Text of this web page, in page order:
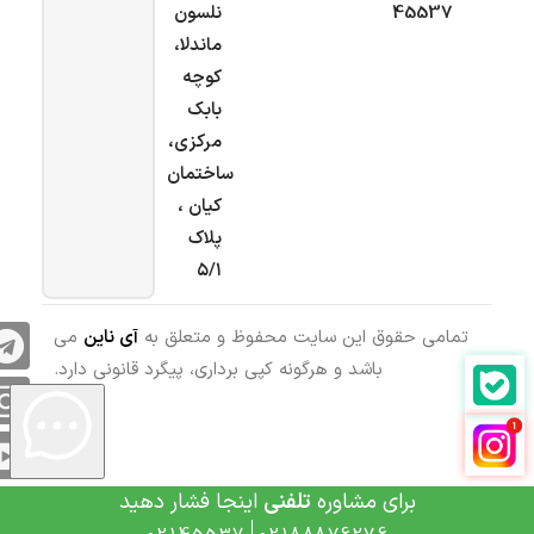
45537
نلسون
ماندلا،
کوچه
بابک
مرکزی،
ساختمان
کیان ،
پلاک
۵/۱
تمامی حقوق این سایت محفوظ و متعلق به آی ناین می
باشد و هرگونه کپی برداری، پیگرد قانونی دارد.
برای مشاوره تلفنی اینجا فشار دهید